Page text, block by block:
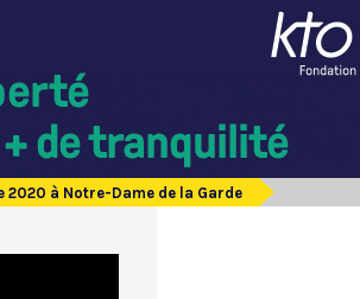
2020 à Notre-Dame de la Garde